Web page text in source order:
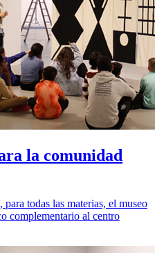
la comunidad
para todas las materias, el museo
complementario al centro